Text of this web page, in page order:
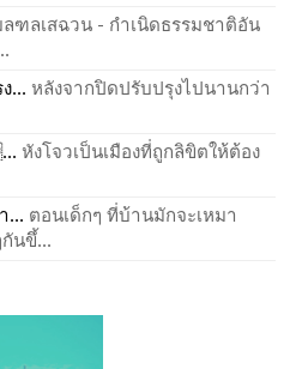
ลฑลเสฉวน - กำเนิดธรรมชาติอัน
... หลังจากปิดปรับปรุงไปนานกว่า
หังโจวเป็นเมืองที่ถูกลิขิตให้ต้อง
... ตอนเด็กๆ ที่บ้านมักจะเหมา
นขึ้...